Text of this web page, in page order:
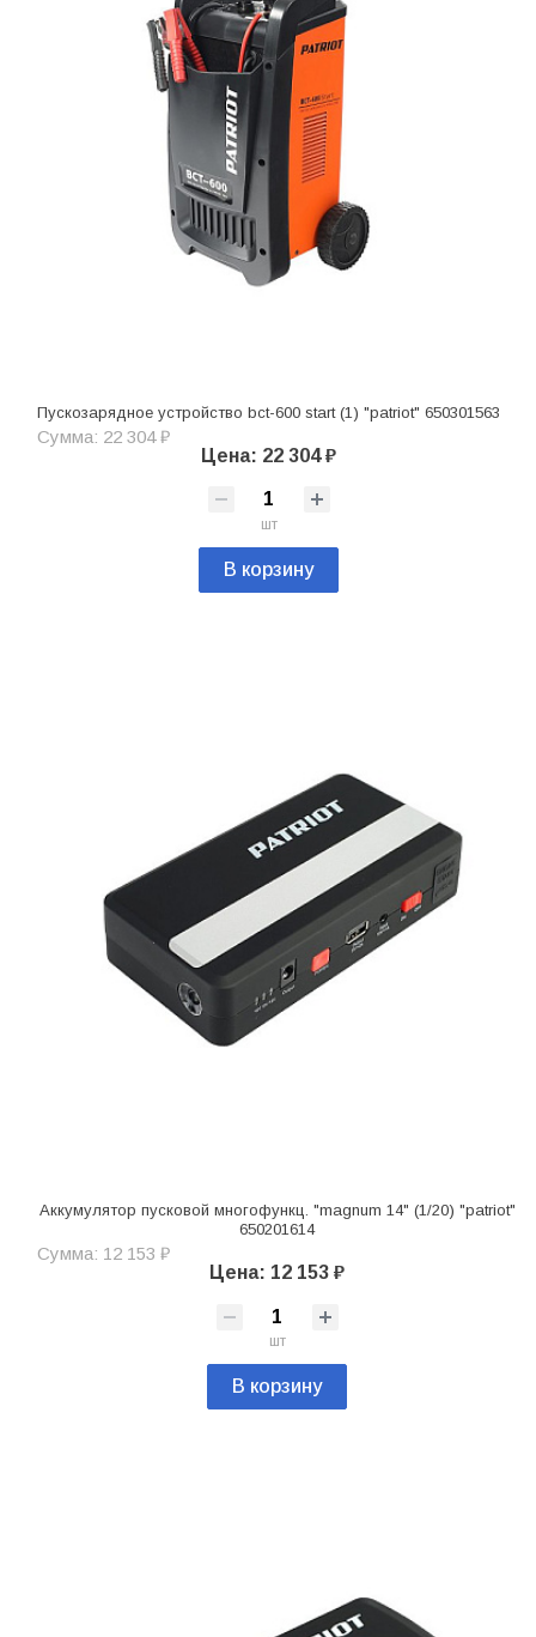
Пускозарядное устройство bct-600 start (1) "patriot" 650301563
Сумма: 22 304 ₽
Цена: 22 304 ₽
шт
В корзину
Аккумулятор пусковой многофункц. "magnum 14" (1/20) "patriot"
650201614
Сумма: 12 153 ₽
Цена: 12 153 ₽
шт
В корзину